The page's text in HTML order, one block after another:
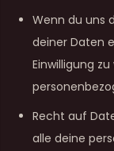
Wenn du uns
deiner Daten
Einwilligung
Recht auf
alle deine